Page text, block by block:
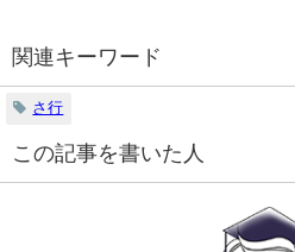
関連キーワード
さ行
この記事を書いた人